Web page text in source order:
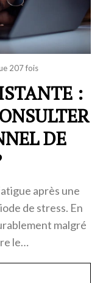
207 fois
:
DE
après une
de stress. En
malgré
le…